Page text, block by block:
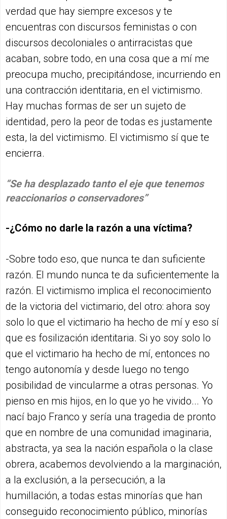
verdad que hay siempre excesos y te
encuentras con discursos feministas o con
discursos decoloniales o antirracistas que
acaban, sobre todo, en una cosa que a mí me
preocupa mucho, precipitándose, incurriendo en
una contracción identitaria, en el victimismo.
Hay muchas formas de ser un sujeto de
identidad, pero la peor de todas es justamente
esta, la del victimismo. El victimismo sí que te
encierra.
“Se ha desplazado tanto el eje que tenemos
reaccionarios o conservadores”
-¿Cómo no darle la razón a una víctima?
-Sobre todo eso, que nunca te dan suficiente
razón. El mundo nunca te da suficientemente la
razón. El victimismo implica el reconocimiento
de la victoria del victimario, del otro: ahora soy
solo lo que el victimario ha hecho de mí y eso sí
que es fosilización identitaria. Si yo soy solo lo
que el victimario ha hecho de mí, entonces no
tengo autonomía y desde luego no tengo
posibilidad de vincularme a otras personas. Yo
pienso en mis hijos, en lo que yo he vivido... Yo
nací bajo Franco y sería una tragedia de pronto
que en nombre de una comunidad imaginaria,
abstracta, ya sea la nación española o la clase
obrera, acabemos devolviendo a la marginación,
a la exclusión, a la persecución, a la
humillación, a todas estas minorías que han
conseguido reconocimiento público, minorías